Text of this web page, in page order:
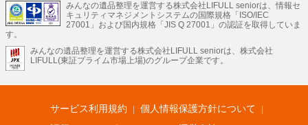
不動産・住宅
引越し 老人ホーム 地方創生 ママの就労支援
不動産クラウドファンディング 遺品整理 老後の暮らし情報
LIFULL HOME'Sのサービス
不動産・住宅
不動産査定 マンション専門売却査定 不動産投資 アドバイザー
不動産アーカイブ
空き家バンク 家賃相場 不動産会社
まちむすび
不動産用語集 住まいのお役立ち情報
LIFULL HOME'S PRESS
アプリ 不動産データ 不動産転職
みんなの遺品整理を運営する株式会社LIFULL seniorは、情報セ
キュリティマネジメントシステムの国際規格「ISO/IEC
27001」および国内規格「JIS Q 27001」の認証を取得していま
す。
みんなの遺品整理を運営する株式会社LIFULL seniorは、株式会社
LIFULL(東証プライム市場上場)のグループ企業です。
サービス利用規約
個人情報保護方針について